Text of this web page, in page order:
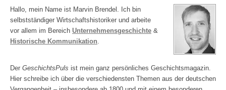
Hallo, mein Name ist Marvin Brendel. Ich bin
selbstständiger Wirtschaftshistoriker und arbeite
vor allem im Bereich Unternehmensgeschichte &
Historische Kommunikation
Der GeschichtsPuls ist mein ganz persönliches Geschichtsmagazin.
Hier schreibe ich über die verschiedensten Themen aus der deutschen